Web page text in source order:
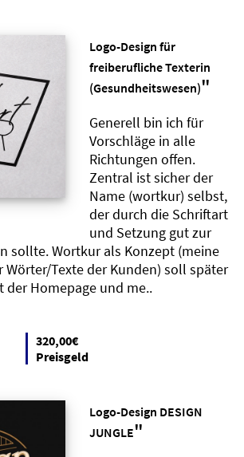
Logo-Design für
freiberufliche Texterin
(Gesundheitswesen)"
Generell bin ich für
Vorschläge in alle
Richtungen offen.
Zentral ist sicher der
Name (wortkur) selbst,
der durch die Schriftart
und Setzung gut zur
sollte. Wortkur als Konzept (meine
Wörter/Texte der Kunden) soll später
der Homepage und me..
320,00€
Preisgeld
Logo-Design DESIGN
JUNGLE"